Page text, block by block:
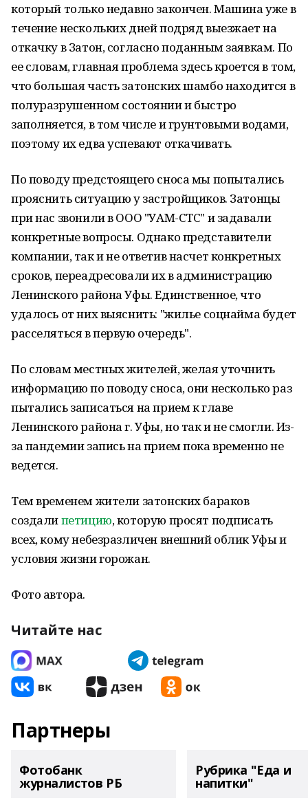
который только недавно закончен. Машина уже в
течение нескольких дней подряд выезжает на
откачку в Затон, согласно поданным заявкам. По
ее словам, главная проблема здесь кроется в том,
что большая часть затонских шамбо находится в
полуразрушенном состоянии и быстро
заполняется, в том числе и грунтовыми водами,
поэтому их едва успевают откачивать.
По поводу предстоящего сноса мы попытались
прояснить ситуацию у застройщиков. Затонцы
при нас звонили в ООО "УАМ-СТС" и задавали
конкретные вопросы. Однако представители
компании, так и не ответив насчет конкретных
сроков, переадресовали их в администрацию
Ленинского района Уфы. Единственное, что
удалось от них выяснить: "жилье соцнайма будет
расселяться в первую очередь".
По словам местных жителей, желая уточнить
информацию по поводу сноса, они несколько раз
пытались записаться на прием к главе
Ленинского района г. Уфы, но так и не смогли. Из-
за пандемии запись на прием пока временно не
ведется.
Тем временем жители затонских бараков
создалипетицию, которую просят подписать
всех, кому небезразличен внешний облик Уфы и
условия жизни горожан.
Фото автора.
Читайте нас
Партнеры
Фотобанк
журналистов РБ
Рубрика "Еда и
напитки"